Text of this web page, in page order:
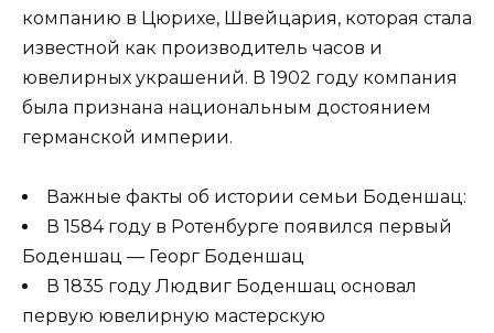
компанию в Цюрихе, Швейцария, которая стала
известной как производитель часов и
ювелирных украшений. В 1902 году компания
была признана национальным достоянием
германской империи.
Важные факты об истории семьи Боденшац:
В 1584 году в Ротенбурге появился первый
Боденшац — Георг Боденшац
В 1835 году Людвиг Боденшац основал
первую ювелирную мастерскую